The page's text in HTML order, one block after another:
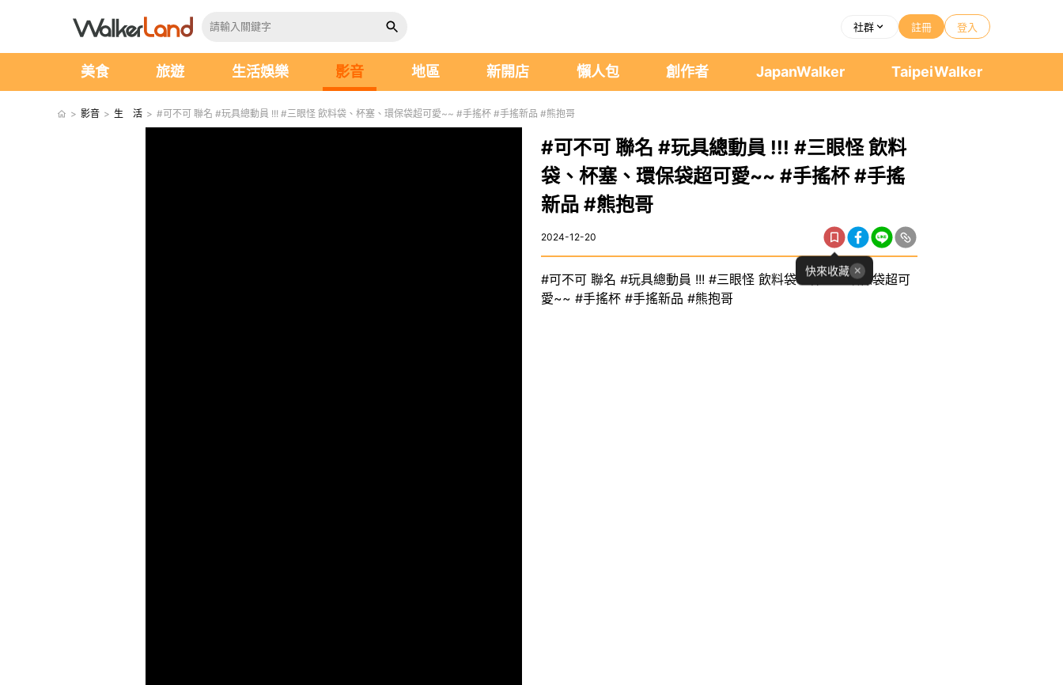
社群 註冊 登入
美食 旅遊 生活娛樂 影音 地區 新開店 懶人包 創作者 JapanWalker TaipeiWalker
> 影音 > 生 活 > #可不可 聯名 #玩具總動員 !!! #三眼怪 飲料袋、杯塞、環保袋超可愛~~ #手搖杯 #手搖新品 #熊抱哥
#可不可 聯名 #玩具總動員 !!! #三眼怪 飲料
袋、杯塞、環保袋超可愛~~ #手搖杯 #手搖
新品 #熊抱哥
2024-12-20
快來收藏
#可不可 聯名 #玩具總動員 !!! #三眼怪 飲料袋、杯塞、環保袋超可
愛~~ #手搖杯 #手搖新品 #熊抱哥